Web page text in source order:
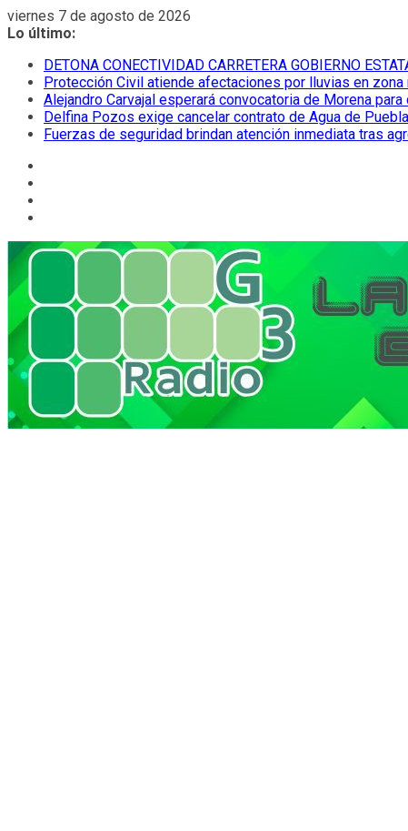
Saltar
al
viernes 7 de agosto de 2026
Lo último:
DETONA CONECTIVIDAD CARRETERA GOBIERNO
Protección Civil atiende afectaciones por lluvias en
Alejandro Carvajal esperará convocatoria de Morena
Delfina Pozos exige cancelar contrato de Agua de
Fuerzas de seguridad brindan atención inmediata tras